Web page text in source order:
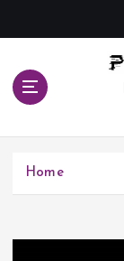
c
Home